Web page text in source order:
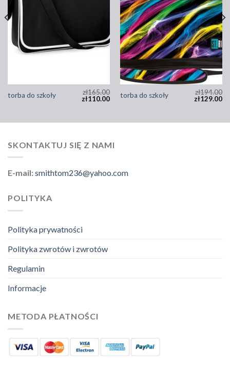
torba do szkoły zł165.00
zł110.00 torba do szkoły zł194.00
zł129.00
SKONTAKTUJ SIĘ Z NAMI
E-mail:smithtom236@yahoo.com
POLITYKA
Polityka prywatności
Polityka zwrotów i zwrotów
Regulamin
Informacje
METODA PŁATNOŚCI